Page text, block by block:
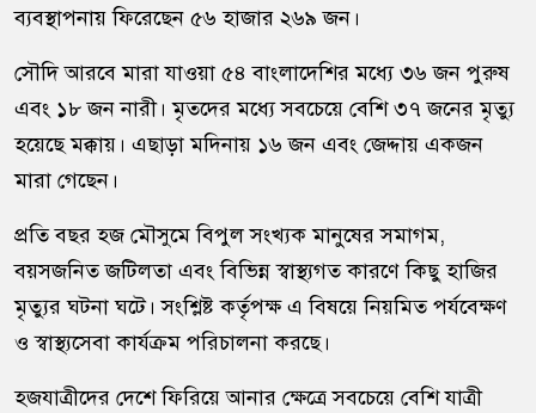
ব্যবস্থাপনায় ফিরেছেন ৫৬ হাজার ২৬৯ জন।
সৌদি আরবে মারা যাওয়া ৫৪ বাংলাদেশির মধ্যে ৩৬ জন পুরুষ
এবং ১৮ জন নারী। মৃতদের মধ্যে সবচেয়ে বেশি ৩৭ জনের মৃত্যু
হয়েছে মক্কায়। এছাড়া মদিনায় ১৬ জন এবং জেদ্দায় একজন
মারা গেছেন।
প্রতি বছর হজ মৌসুমে বিপুল সংখ্যক মানুষের সমাগম,
বয়সজনিত জটিলতা এবং বিভিন্ন স্বাস্থ্যগত কারণে কিছু হাজির
মৃত্যুর ঘটনা ঘটে। সংশ্লিষ্ট কর্তৃপক্ষ এ বিষয়ে নিয়মিত পর্যবেক্ষণ
ও স্বাস্থ্যসেবা কার্যক্রম পরিচালনা করছে।
হজযাত্রীদের দেশে ফিরিয়ে আনার ক্ষেত্রে সবচেয়ে বেশি যাত্রী